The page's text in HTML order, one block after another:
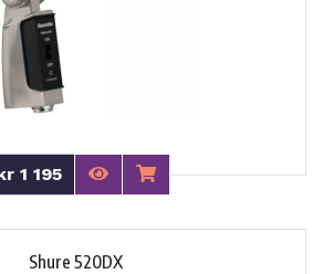
1 195
Shure 520DX